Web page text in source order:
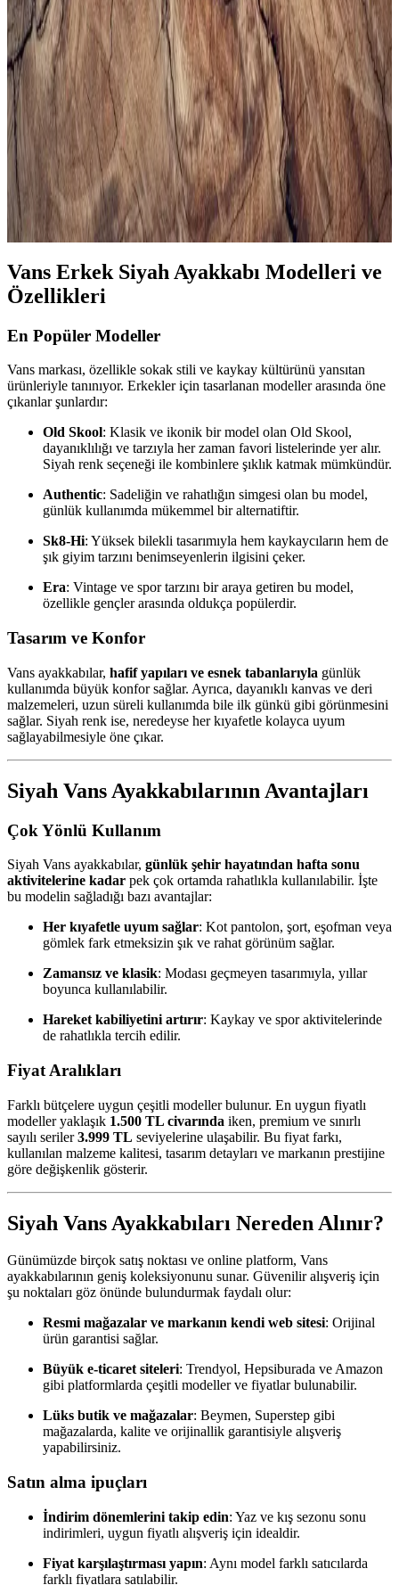
Erkekler İçin Uygun Spor Çantası Seçimi ve
Trendler Hakkında Kapsamlı Rehber
Erkek spor çantası seçerken kapasite, malzeme, konfor ve tasarım
gibi önemli faktörlere dikkat edin. Güncel modeller ve markalarla
tarzınızı ve fonksiyonelliği bir arada yakalayın.
Erkek Siyah Spor Gömlekleri ile Şıklık ve Rahatlığı
Bir Arada Yakalayın
Modern erkekler için tasarlanan siyah spor gömlekler, rahatlık ve
şıklığı bir arada sunar. Çok yönlü modelleri ve kombin önerileriyle
stilinizi güçlendirin.
Vans Erkek Siyah Ayakkabı Modelleri ve
Özellikleri
En Popüler Modeller
Vans markası, özellikle sokak stili ve kaykay kültürünü yansıtan
ürünleriyle tanınıyor. Erkekler için tasarlanan modeller arasında öne
çıkanlar şunlardır:
Old Skool: Klasik ve ikonik bir model olan Old Skool,
dayanıklılığı ve tarzıyla her zaman favori listelerinde yer alır.
Siyah renk seçeneği ile kombinlere şıklık katmak mümkündür.
Authentic: Sadeliğin ve rahatlığın simgesi olan bu model,
günlük kullanımda mükemmel bir alternatiftir.
Sk8-Hi: Yüksek bilekli tasarımıyla hem kaykaycıların hem de
şık giyim tarzını benimseyenlerin ilgisini çeker.
Era: Vintage ve spor tarzını bir araya getiren bu model,
özellikle gençler arasında oldukça popülerdir.
Tasarım ve Konfor
Vans ayakkabılar, hafif yapıları ve esnek tabanlarıyla günlük
kullanımda büyük konfor sağlar. Ayrıca, dayanıklı kanvas ve deri
malzemeleri, uzun süreli kullanımda bile ilk günkü gibi görünmesini
sağlar. Siyah renk ise, neredeyse her kıyafetle kolayca uyum
sağlayabilmesiyle öne çıkar.
Siyah Vans Ayakkabılarının Avantajları
Çok Yönlü Kullanım
Siyah Vans ayakkabılar, günlük şehir hayatından hafta sonu
aktivitelerine kadar pek çok ortamda rahatlıkla kullanılabilir. İşte
bu modelin sağladığı bazı avantajlar:
Her kıyafetle uyum sağlar: Kot pantolon, şort, eşofman veya
gömlek fark etmeksizin şık ve rahat görünüm sağlar.
Zamansız ve klasik: Modası geçmeyen tasarımıyla, yıllar
boyunca kullanılabilir.
Hareket kabiliyetini artırır: Kaykay ve spor aktivitelerinde
de rahatlıkla tercih edilir.
Fiyat Aralıkları
Farklı bütçelere uygun çeşitli modeller bulunur. En uygun fiyatlı
modeller yaklaşık 1.500 TL civarında iken, premium ve sınırlı
sayılı seriler3.999 TL seviyelerine ulaşabilir. Bu fiyat farkı,
kullanılan malzeme kalitesi, tasarım detayları ve markanın prestijine
göre değişkenlik gösterir.
Siyah Vans Ayakkabıları Nereden Alınır?
Günümüzde birçok satış noktası ve online platform, Vans
ayakkabılarının geniş koleksiyonunu sunar. Güvenilir alışveriş için
şu noktaları göz önünde bulundurmak faydalı olur:
Resmi mağazalar ve markanın kendi web sitesi: Orijinal
ürün garantisi sağlar.
Büyük e-ticaret siteleri: Trendyol, Hepsiburada ve Amazon
gibi platformlarda çeşitli modeller ve fiyatlar bulunabilir.
Lüks butik ve mağazalar: Beymen, Superstep gibi
mağazalarda, kalite ve orijinallik garantisiyle alışveriş
yapabilirsiniz.
Satın alma ipuçları
İndirim dönemlerini takip edin: Yaz ve kış sezonu sonu
indirimleri, uygun fiyatlı alışveriş için idealdir.
Fiyat karşılaştırması yapın: Aynı model farklı satıcılarda
farklı fiyatlara satılabilir.